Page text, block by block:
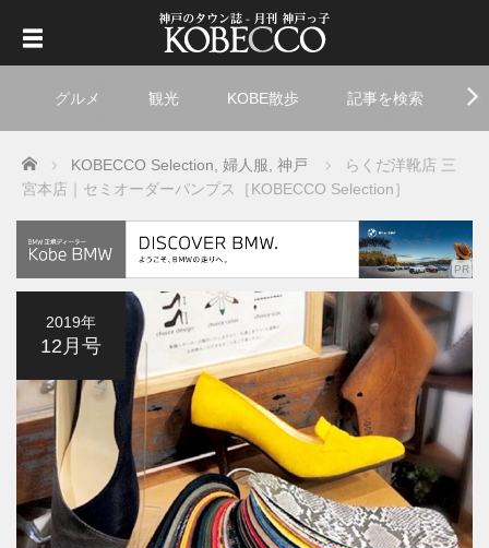
グルメ 観光 KOBE散歩 記事を検索
Home KOBECCO Selection 婦人服 神戸
らくだ洋靴店 三
宮本店｜セミオーダーパンプス［KOBECCO Selection］
2019年
12月号